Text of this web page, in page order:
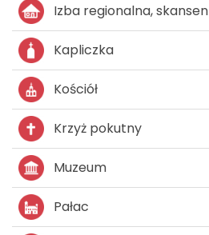
Izba regionalna, skansen
Kapliczka
Kościół
Krzyż pokutny
Muzeum
Pałac